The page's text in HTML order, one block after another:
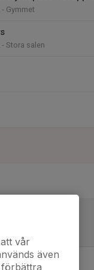
- Gymmet
- Stora salen
vår
även